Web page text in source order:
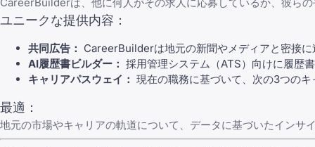
ユニークな提供内容：
共同広告： CareerBuilderは地元の新聞やメディアと密接
AI履歴書ビルダー： 採用管理システム（ATS）向けに履歴
キャリアパスウェイ： 現在の職務に基づいて、次の3つの
最適：
地元の市場やキャリアの軌道について、データに基づいたインサ